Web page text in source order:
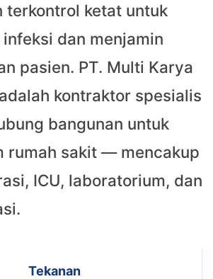
terkontrol ketat untuk
dan menjamin
pasien. PT. Multi Karya
kontraktor spesialis
bangunan untuk
rumah sakit — mencakup
ICU, laboratorium, dan
Tekanan